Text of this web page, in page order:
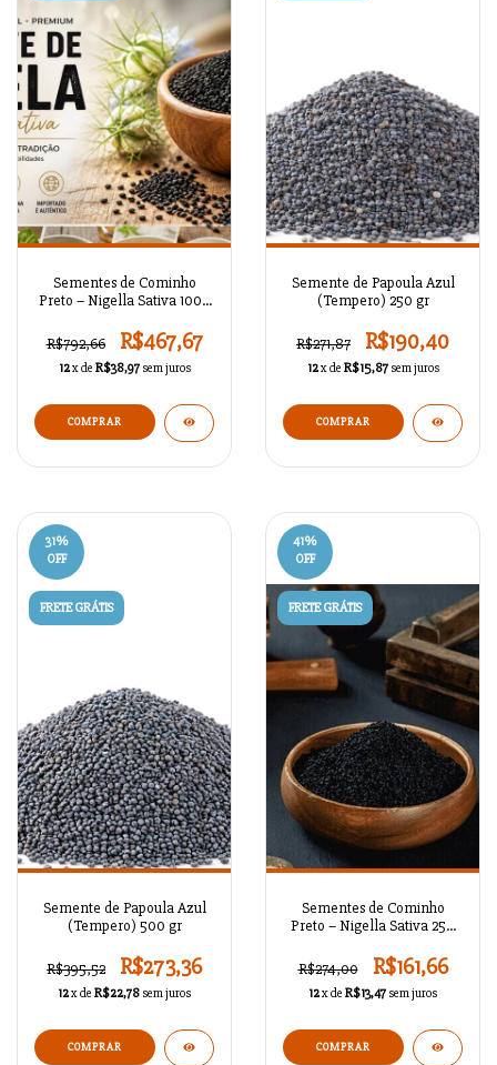
Sementes de Cominho
Preto – Nigella Sativa 1000
R$792,66
R$467,67
12x de R$38,97 sem juros
Semente de Papoula Azul
(Tempero) 250 gr
R$271,87 R$190,40
12x de R$15,87 sem juros
31%
OFF
FRETE GRÁTIS
Semente de Papoula Azul
(Tempero) 500 gr
R$395,52 R$273,36
12x de R$22,78 sem juros
41%
OFF
FRETE GRÁTIS
Sementes de Cominho
Preto – Nigella Sativa 250
R$274,00
R$161,66
12x de R$13,47 sem juros